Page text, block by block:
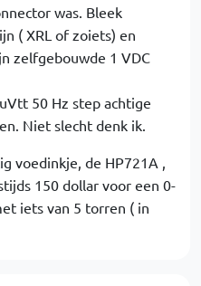
was. Bleek
( XRL of zoiets) en
zelfgebouwde 1 VDC
50 Hz step achtige
Niet slecht denk ik.
voedinkje, de HP721A ,
150 dollar voor een 0-
iets van 5 torren ( in